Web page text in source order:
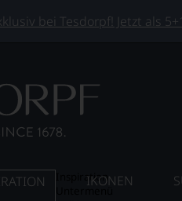
bei Tesdorpf! Jetzt als
InspirationIKONEN